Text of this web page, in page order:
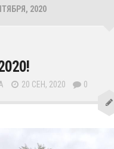
2020
20 СЕН, 2020 0